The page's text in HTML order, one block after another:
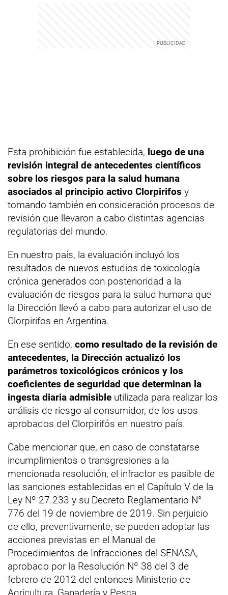
Esta prohibición fue establecida, luego de una
revisión integral de antecedentes científicos
sobre los riesgos para la salud humana
asociados al principio activo Clorpirifos y
tomando también en consideración procesos de
revisión que llevaron a cabo distintas agencias
regulatorias del mundo.
En nuestro país, la evaluación incluyó los
resultados de nuevos estudios de toxicología
crónica generados con posterioridad a la
evaluación de riesgos para la salud humana que
la Dirección llevó a cabo para autorizar el uso de
Clorpirifos en Argentina.
En ese sentido, como resultado de la revisión de
antecedentes, la Dirección actualizó los
parámetros toxicológicos crónicos y los
coeficientes de seguridad que determinan la
ingesta diaria admisible utilizada para realizar los
análisis de riesgo al consumidor, de los usos
aprobados del Clorpirifós en nuestro país.
Cabe mencionar que, en caso de constatarse
incumplimientos o transgresiones a la
mencionada resolución, el infractor es pasible de
las sanciones establecidas en el Capítulo V de la
Ley Nº 27.233 y su Decreto Reglamentario N°
776 del 19 de noviembre de 2019. Sin perjuicio
de ello, preventivamente, se pueden adoptar las
acciones previstas en el Manual de
Procedimientos de Infracciones del SENASA,
aprobado por la Resolución Nº 38 del 3 de
febrero de 2012 del entonces Ministerio de